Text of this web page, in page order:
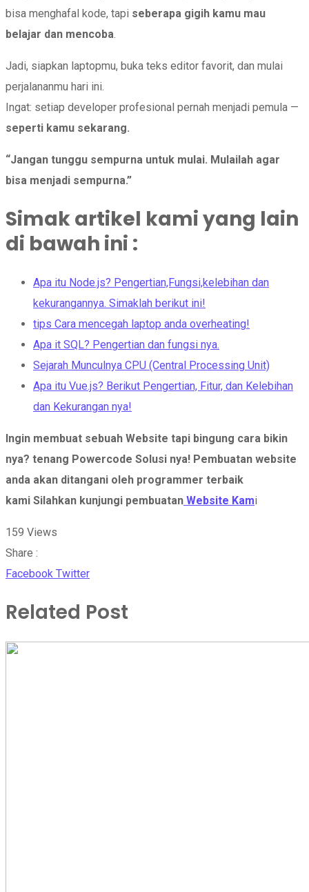
bisa menghafal kode, tapi seberapa gigih kamu mau
belajar dan mencoba
Jadi, siapkan laptopmu, buka teks editor favorit, dan mulai
perjalananmu hari ini.
Ingat: setiap developer profesional pernah menjadi pemula —
seperti kamu sekarang.
“Jangan tunggu sempurna untuk mulai. Mulailah agar
bisa menjadi sempurna.”
Simak artikel kami yang lain
di bawah ini :
Apa itu Node.js? Pengertian,Fungsi,kelebihan dan
kekurangannya. Simaklah berikut ini!
tips Cara mencegah laptop anda overheating!
Apa it SQL? Pengertian dan fungsi nya.
Sejarah Munculnya CPU (Central Processing Unit)
Apa itu Vue.js? Berikut Pengertian, Fitur, dan Kelebihan
dan Kekurangan nya!
Ingin membuat sebuah Website tapi bingung cara bikin
nya? tenang Powercode Solusi nya! Pembuatan website
anda akan ditangani oleh programmer terbaik
kami Silahkan kunjungi pembuatan Website Kami
159 Views
Share :
Facebook TwitterWhatsapp
Share
Email
Print
Related Post